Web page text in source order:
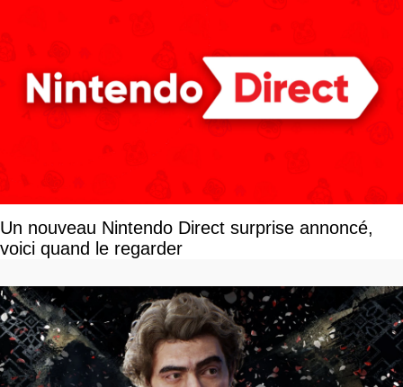
Un nouveau Nintendo Direct surprise annoncé,
voici quand le regarder